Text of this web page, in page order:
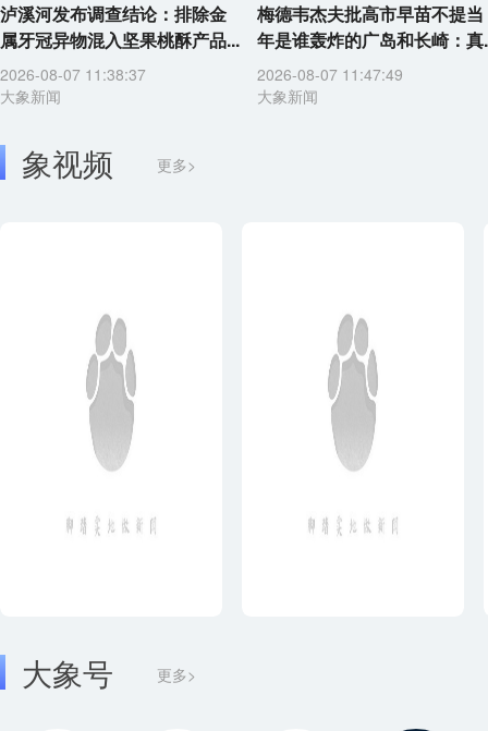
泸溪河发布调查结论：排除金
属牙冠异物混入坚果桃酥产品...
2026-08-07 11:38:37
大象新闻
梅德韦杰夫批高市早苗不提当
年是谁轰炸的广岛和长崎：真
2026-08-07 11:47:49
大象新闻
象视频 更多>
大象号 更多>